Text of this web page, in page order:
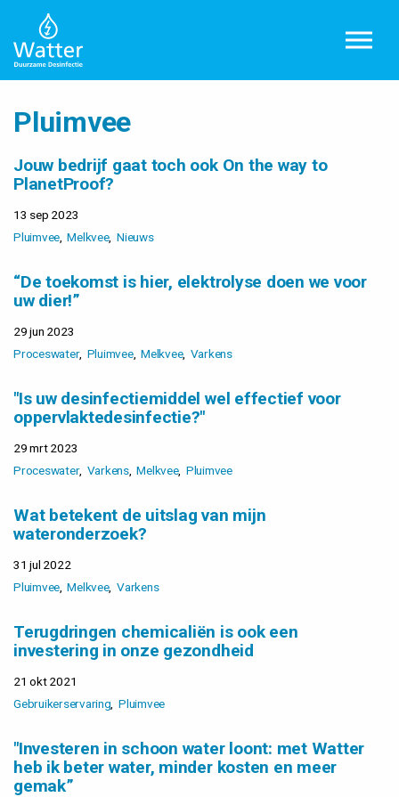
Pluimvee
Jouw bedrijf gaat toch ook On the way to
PlanetProof?
13 sep 2023
Pluimvee Melkvee Nieuws
“De toekomst is hier, elektrolyse doen we voor
uw dier!”
29 jun 2023
Proceswater Pluimvee Melkvee Varkens
"Is uw desinfectiemiddel wel effectief voor
oppervlaktedesinfectie?"
29 mrt 2023
Proceswater Varkens Melkvee Pluimvee
Wat betekent de uitslag van mijn
wateronderzoek?
31 jul 2022
Pluimvee Melkvee Varkens
Terugdringen chemicaliën is ook een
investering in onze gezondheid
21 okt 2021
Gebruikerservaring Pluimvee
"Investeren in schoon water loont: met Watter
heb ik beter water, minder kosten en meer
gemak”